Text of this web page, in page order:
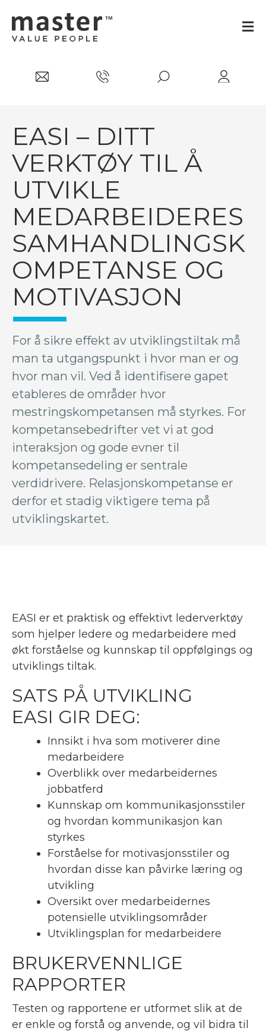
EASI – DITT
VERKTØY TIL Å
UTVIKLE
MEDARBEIDERES
SAMHANDLINGSK
OMPETANSE OG
MOTIVASJON
For å sikre effekt av utviklingstiltak må
man ta utgangspunkt i hvor man er og
hvor man vil. Ved å identifisere gapet
etableres de områder hvor
mestringskompetansen må styrkes. For
kompetansebedrifter vet vi at god
interaksjon og gode evner til
kompetansedeling er sentrale
verdidrivere. Relasjonskompetanse er
derfor et stadig viktigere tema på
utviklingskartet.
EASI er et praktisk og effektivt lederverktøy
som hjelper ledere og medarbeidere med
økt forståelse og kunnskap til oppfølgings og
utviklings tiltak.
SATS PÅ UTVIKLING
EASI GIR DEG:
Innsikt i hva som motiverer dine
medarbeidere
Overblikk over medarbeidernes
jobbatferd
Kunnskap om kommunikasjonsstiler
og hvordan kommunikasjon kan
styrkes
Forståelse for motivasjonsstiler og
hvordan disse kan påvirke læring og
utvikling
Oversikt over medarbeidernes
potensielle utviklingsområder
Utviklingsplan for medarbeidere
BRUKERVENNLIGE
RAPPORTER
Testen og rapportene er utformet slik at de
er enkle og forstå og anvende, og vil bidra til